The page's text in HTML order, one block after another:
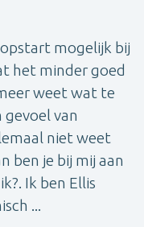
mogelijk bij
het minder goed
weet wat te
gevoel van
niet weet
ben je bij mij aan
Ik ben Ellis
...